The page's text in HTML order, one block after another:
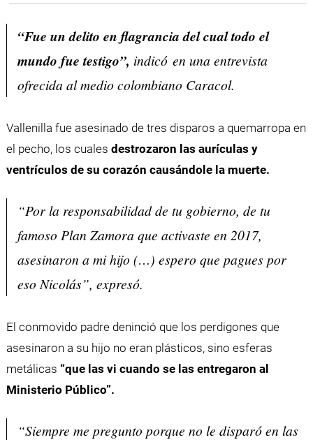
“Fue un delito en flagrancia del cual todo el
mundo fue testigo”, indicó en una entrevista
ofrecida al medio colombiano Caracol.
Vallenilla fue asesinado de tres disparos a quemarropa en
el pecho, los cuales destrozaron las aurículas y
ventrículos de su corazón causándole la muerte.
“Por la responsabilidad de tu gobierno, de tu
famoso Plan Zamora que activaste en 2017,
asesinaron a mi hijo (…) espero que pagues por
eso Nicolás”, expresó.
El conmovido padre deninció que los perdigones que
asesinaron a su hijo no eran plásticos, sino esferas
metálicas “que las vi cuando se las entregaron al
Ministerio Público”.
“Siempre me pregunto porque no le disparó en las